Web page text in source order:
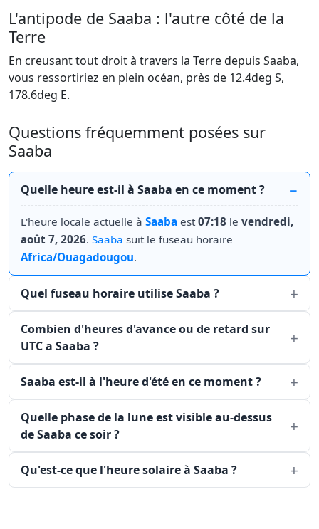
L'antipode de Saaba : l'autre côté de la
Terre
En creusant tout droit à travers la Terre depuis Saaba,
vous ressortiriez en plein océan, près de 12.4deg S,
178.6deg E.
Questions fréquemment posées sur
Saaba
Quelle heure est-il à Saaba en ce moment ?
L'heure locale actuelle à Saaba est07:18 le vendredi,
août 7, 2026. Saaba suit le fuseau horaire
Africa/Ouagadougou.
Quel fuseau horaire utilise Saaba ?
Combien d'heures d'avance ou de retard sur
UTC a Saaba ?
Saaba est-il à l'heure d'été en ce moment ?
Quelle phase de la lune est visible au-dessus
de Saaba ce soir ?
Qu'est-ce que l'heure solaire à Saaba ?